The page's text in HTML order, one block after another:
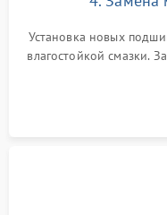
Установка новых
влагостойкой смазки.
или